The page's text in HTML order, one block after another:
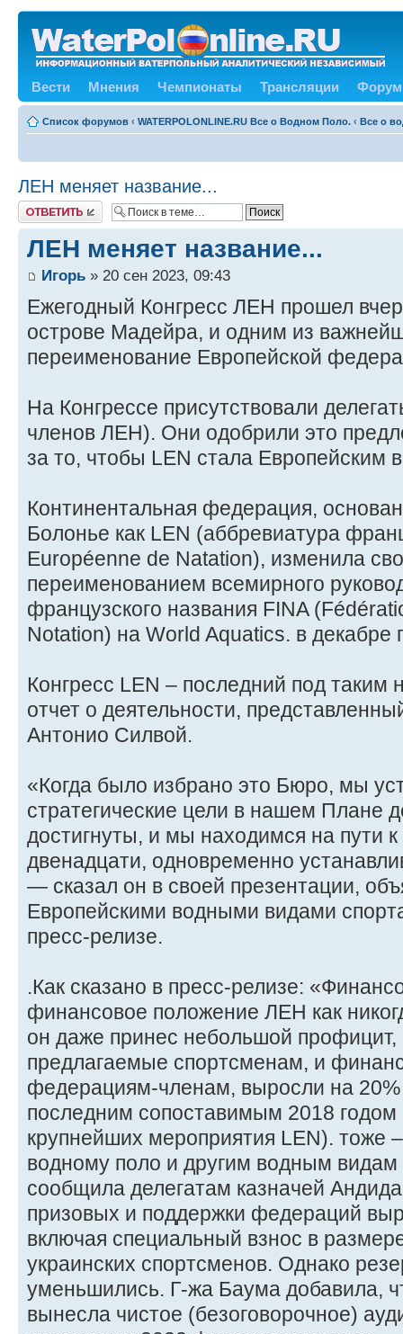
Вести Мнения Чемпионаты Трансляции Форум
Список форумов ‹ WATERPOLONLINE.RU Все о Водном Поло. ‹ Все о
ЛЕН меняет название...
Ответить
ЛЕН меняет название...
Игорь » 20 сен 2023, 09:43
Ежегодный Конгресс ЛЕН прошел
острове Мадейра, и одним из
переименование Европейской
На Конгрессе присутствовали
членов ЛЕН). Они одобрили это
за то, чтобы LEN стала Европейским
Континентальная федерация,
Болонье как LEN (аббревиатура
Européenne de Natation), изменила
переименованием всемирного
французского названия FINA
Notation) на World Aquatics. в декабре
Конгресс LEN – последний под таким
отчет о деятельности,
Антонио Силвой.
«Когда было избрано это Бюро, мы
стратегические цели в нашем Плане
достигнуты, и мы находимся на пути
двенадцати, одновременно
— сказал он в своей презентации,
Европейскими водными видами
пресс-релизе.
.Как сказано в пресс-релизе:
финансовое положение ЛЕН как
он даже принес небольшой профицит,
предлагаемые спортсменам, и
федерациям-членам, выросли на
последним сопоставимым 2018 годом
крупнейших мероприятия LEN). тоже
водному поло и другим водным видам
сообщила делегатам казначей
призовых и поддержки федераций
включая специальный взнос в
украинских спортсменов. Однако
уменьшились. Г-жа Баума добавила,
вынесла чистое (безоговорочное)